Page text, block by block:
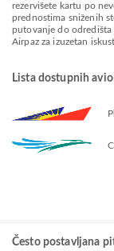
rezervišete kartu po
prednostima sniženih
putovanje do odredišta
Airpaz za izuzetan
Lista dostupnih
Često postavljana